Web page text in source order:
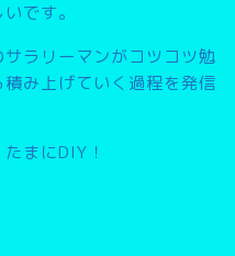
です。
ラリーマンがコツコツ勉
み上げていく過程を発信
まにDIY！